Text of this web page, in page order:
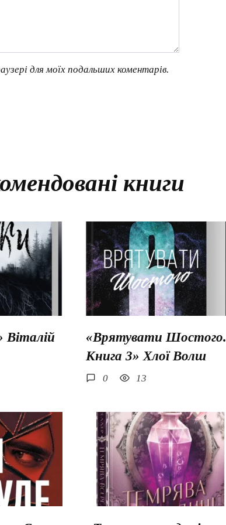
для моїх подальших коментарів.
книги
Віталій
«Врятувати Шостого.
Книга 3» Хлої Волш
0 13